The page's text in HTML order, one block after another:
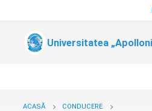
Universitatea
ACASĂ CONDUCERE